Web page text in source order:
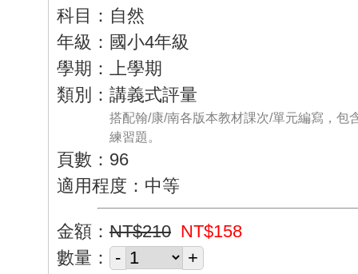
科目：自然
年級：國小4年級
學期：上學期
類別：講義式評量
搭配翰/康/南各版本教材課次/單元編寫，包
練習題。
頁數：96
適用程度：中等
金額： NT$210 NT$158
數量：